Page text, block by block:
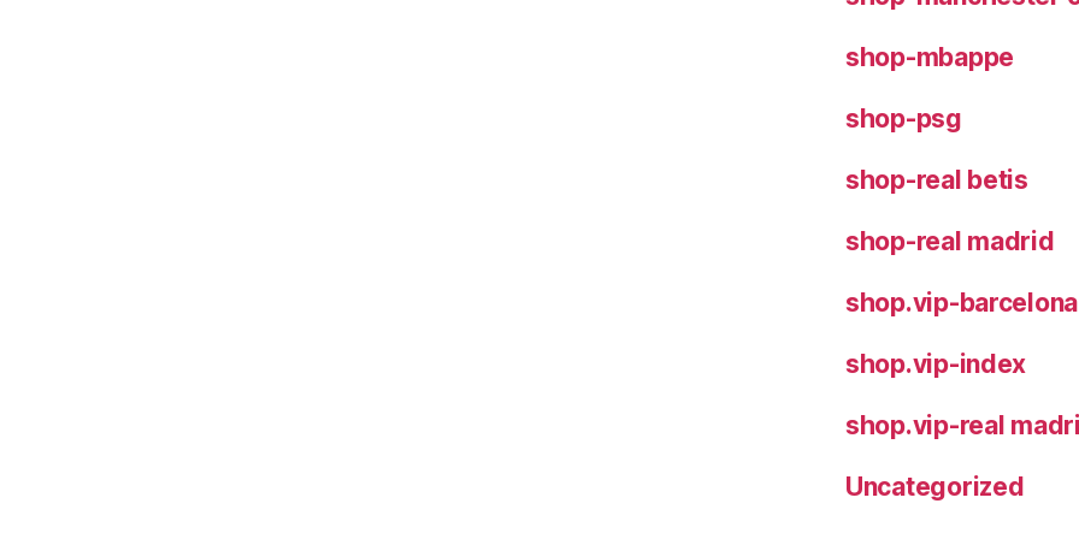
shop-mbappe
shop-psg
shop-real betis
shop-real madrid
shop.vip-barcelona
shop.vip-index
shop.vip-real
Uncategorized